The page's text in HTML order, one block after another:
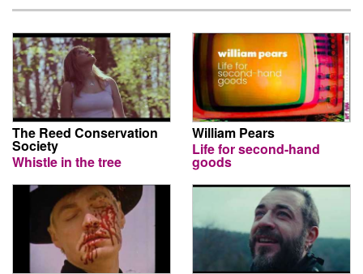
The Reed Conservation
Society
Whistle in the tree
William Pears
Life for second-hand
goods